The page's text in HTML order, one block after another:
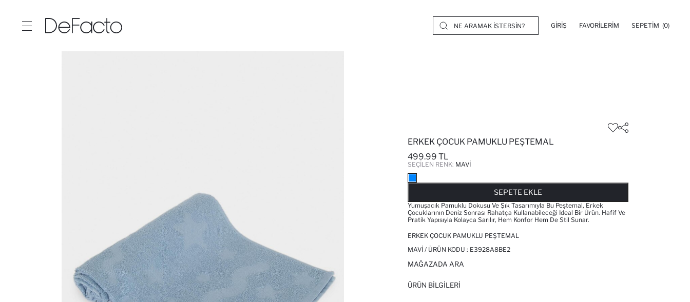
GIRIŞ FAVORILERIM SEPETIM (0)
ERKEK ÇOCUK PAMUKLU PEŞTEMAL
499.99 TL
SEÇILEN RENK: MAVI
SEPETE EKLE
Yumuşacık Pamuklu Dokusu Ve Şık Tasarımıyla Bu Peştemal, Erkek
Çocuklarının Deniz Sonrası Rahatça Kullanabileceği Ideal Bir Ürün. Hafif Ve
Pratik Yapısıyla Kolayca Sarılır, Hem Konfor Hem De Stil Sunar.
ERKEK ÇOCUK PAMUKLU PEŞTEMAL
MAVI / ÜRÜN KODU : E3928A8BE2
MAĞAZADA ARA
ÜRÜN BILGILERI